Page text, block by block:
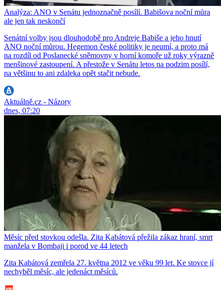
Analýza: ANO v Senátu jednoznačně posílí. Babišova noční můra
ale jen tak neskončí
Senátní volby jsou dlouhodobě pro Andreje Babiše a jeho hnutí
ANO noční můrou. Hegemon české politiky je neumí, a proto má
na rozdíl od Poslanecké sněmovny v horní komoře už roky výrazně
menšinové zastoupení. A přestože v Senátu letos na podzim posílí,
na většinu to ani zdaleka opět stačit nebude.
Aktuálně.cz - Názory
dnes, 07:20
Měsíc před stovkou odešla. Zita Kabátová přežila zákaz hraní, smrt
manžela v Bombaji i porod ve 44 letech
Zita Kabátová zemřela 27. května 2012 ve věku 99 let. Ke stovce jí
nechyběl měsíc, ale jedenáct měsíců.